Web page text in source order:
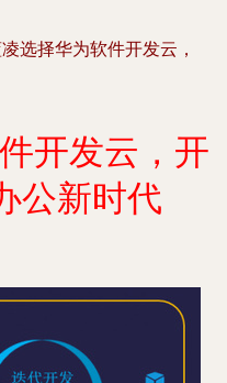
选择华为软件开发云，
开发云，开
公新时代